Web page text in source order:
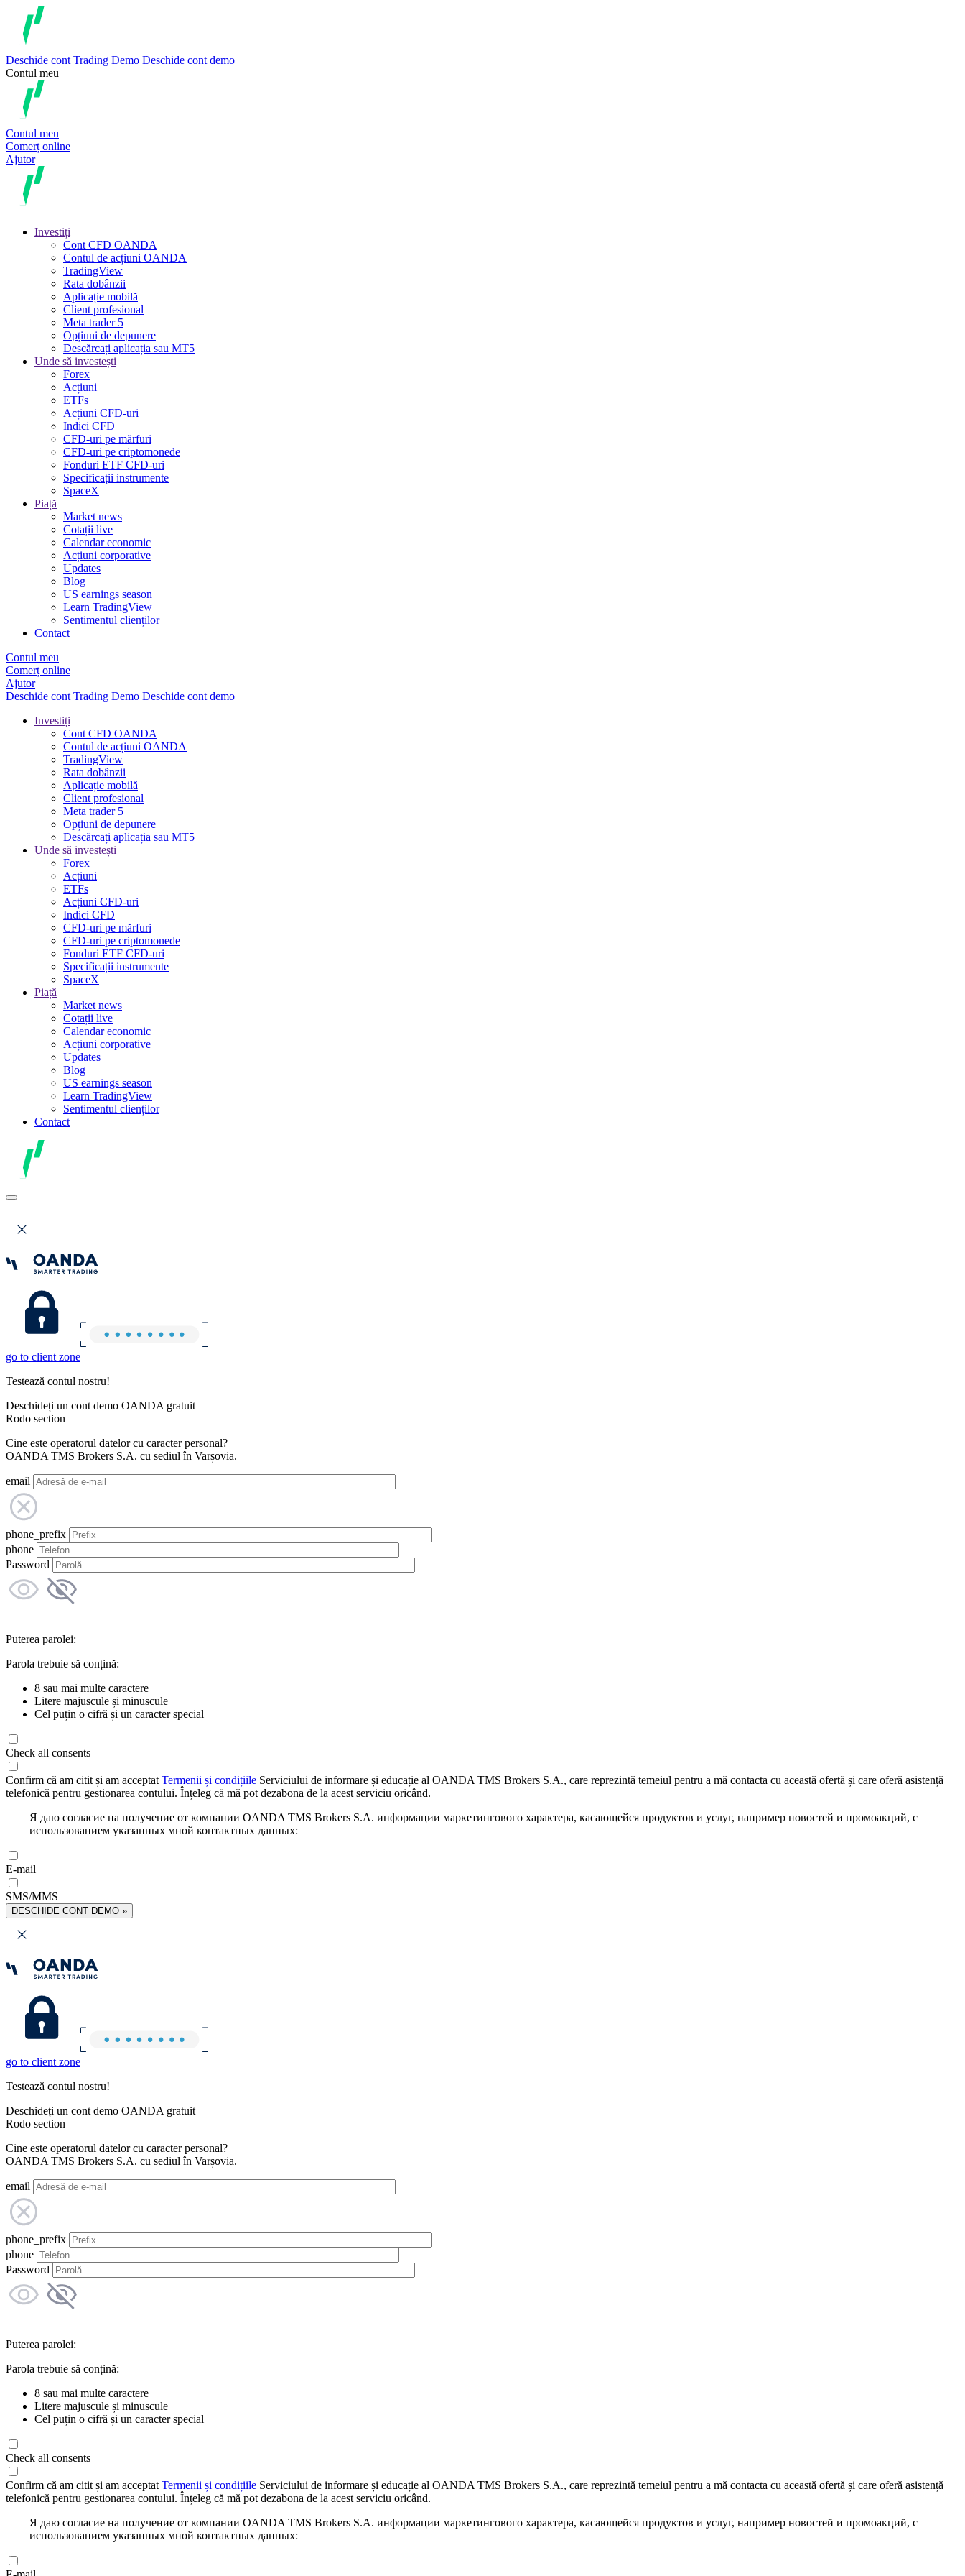
Deschide cont Trading Demo Deschide cont demo
Contul meu
Contul meu
Comerț online
Ajutor
Investiți
Cont CFD OANDA
Contul de acțiuni OANDA
TradingView
Rata dobânzii
Aplicație mobilă
Client profesional
Meta trader 5
Opțiuni de depunere
Descărcați aplicația sau MT5
Unde să investești
Forex
Acțiuni
ETFs
Acțiuni CFD-uri
Indici CFD
CFD-uri pe mărfuri
CFD-uri pe criptomonede
Fonduri ETF CFD-uri
Specificații instrumente
SpaceX
Piață
Market news
Cotații live
Calendar economic
Acțiuni corporative
Updates
Blog
US earnings season
Learn TradingView
Sentimentul clienților
Contact
Contul meu
Comerț online
Ajutor
Deschide cont Trading Demo Deschide cont demo
Investiți
Cont CFD OANDA
Contul de acțiuni OANDA
TradingView
Rata dobânzii
Aplicație mobilă
Client profesional
Meta trader 5
Opțiuni de depunere
Descărcați aplicația sau MT5
Unde să investești
Forex
Acțiuni
ETFs
Acțiuni CFD-uri
Indici CFD
CFD-uri pe mărfuri
CFD-uri pe criptomonede
Fonduri ETF CFD-uri
Specificații instrumente
SpaceX
Piață
Market news
Cotații live
Calendar economic
Acțiuni corporative
Updates
Blog
US earnings season
Learn TradingView
Sentimentul clienților
Contact
go to client zone
Testează contul nostru!
Deschideți un cont demo OANDA gratuit
Rodo section
Cine este operatorul datelor cu caracter personal?
OANDA TMS Brokers S.A. cu sediul în Varșovia.
email
phone_prefix
phone
Password
Puterea parolei:
Parola trebuie să conțină:
8 sau mai multe caractere
Litere majuscule și minuscule
Cel puțin o cifră și un caracter special
Check all consents
Confirm că am citit și am acceptat Termenii și condițiile Serviciului de informare și educație al OANDA TMS Brokers S.A., care reprezintă temeiul pentru a mă contacta cu această ofertă și care oferă asistență
telefonică pentru gestionarea contului. Înțeleg că mă pot dezabona de la acest serviciu oricând.
Я даю согласие на получение от компании OANDA TMS Brokers S.A. информации маркетингового характера, касающейся продуктов и услуг, например новостей и промоакций, с
использованием указанных мной контактных данных:
E-mail
SMS/MMS
DESCHIDE CONT DEMO »
go to client zone
Testează contul nostru!
Deschideți un cont demo OANDA gratuit
Rodo section
Cine este operatorul datelor cu caracter personal?
OANDA TMS Brokers S.A. cu sediul în Varșovia.
email
phone_prefix
phone
Password
Puterea parolei:
Parola trebuie să conțină:
8 sau mai multe caractere
Litere majuscule și minuscule
Cel puțin o cifră și un caracter special
Check all consents
Confirm că am citit și am acceptat Termenii și condițiile Serviciului de informare și educație al OANDA TMS Brokers S.A., care reprezintă temeiul pentru a mă contacta cu această ofertă și care oferă asistență
telefonică pentru gestionarea contului. Înțeleg că mă pot dezabona de la acest serviciu oricând.
Я даю согласие на получение от компании OANDA TMS Brokers S.A. информации маркетингового характера, касающейся продуктов и услуг, например новостей и промоакций, с
использованием указанных мной контактных данных: